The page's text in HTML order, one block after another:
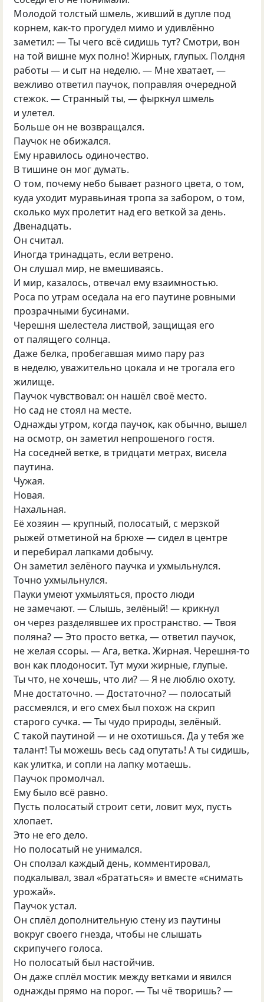
Молодой толстый шмель, живший в дупле под
корнем, как-то прогудел мимо и удивлённо
заметил: — Ты чего всё сидишь тут? Смотри, вон
на той вишне мух полно! Жирных, глупых. Полдня
работы — и сыт на неделю. — Мне хватает, —
вежливо ответил паучок, поправляя очередной
стежок. — Странный ты, — фыркнул шмель
и улетел.
Больше он не возвращался.
Паучок не обижался.
Ему нравилось одиночество.
В тишине он мог думать.
О том, почему небо бывает разного цвета, о том,
куда уходит муравьиная тропа за забором, о том,
сколько мух пролетит над его веткой за день.
Двенадцать.
Он считал.
Иногда тринадцать, если ветрено.
Он слушал мир, не вмешиваясь.
И мир, казалось, отвечал ему взаимностью.
Роса по утрам оседала на его паутине ровными
прозрачными бусинами.
Черешня шелестела листвой, защищая его
от палящего солнца.
Даже белка, пробегавшая мимо пару раз
в неделю, уважительно цокала и не трогала его
жилище.
Паучок чувствовал: он нашёл своё место.
Но сад не стоял на месте.
Однажды утром, когда паучок, как обычно, вышел
на осмотр, он заметил непрошеного гостя.
На соседней ветке, в тридцати метрах, висела
паутина.
Чужая.
Новая.
Нахальная.
Её хозяин — крупный, полосатый, с мерзкой
рыжей отметиной на брюхе — сидел в центре
и перебирал лапками добычу.
Он заметил зелёного паучка и ухмыльнулся.
Точно ухмыльнулся.
Пауки умеют ухмыляться, просто люди
не замечают. — Слышь, зелёный! — крикнул
он через разделявшее их пространство. — Твоя
поляна? — Это просто ветка, — ответил паучок,
не желая ссоры. — Ага, ветка. Жирная. Черешня-то
вон как плодоносит. Тут мухи жирные, глупые.
Ты что, не хочешь, что ли? — Я не люблю охоту.
Мне достаточно. — Достаточно? — полосатый
рассмеялся, и его смех был похож на скрип
старого сучка. — Ты чудо природы, зелёный.
С такой паутиной — и не охотишься. Да у тебя же
талант! Ты можешь весь сад опутать! А ты сидишь,
как улитка, и сопли на лапку мотаешь.
Паучок промолчал.
Ему было всё равно.
Пусть полосатый строит сети, ловит мух, пусть
хлопает.
Это не его дело.
Но полосатый не унимался.
Он сползал каждый день, комментировал,
подкалывал, звал «брататься» и вместе «снимать
урожай».
Паучок устал.
Он сплёл дополнительную стену из паутины
вокруг своего гнезда, чтобы не слышать
скрипучего голоса.
Но полосатый был настойчив.
Он даже сплёл мостик между ветками и явился
однажды прямо на порог. — Ты чё творишь? —